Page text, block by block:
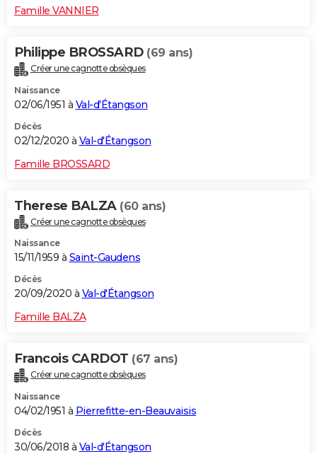
Famille VANNIER
Philippe BROSSARD (69 ans)
Créer une cagnotte obsèques
Naissance
02/06/1951 à Val-d'Étangson
Décès
02/12/2020 à Val-d'Étangson
Famille BROSSARD
Therese BALZA (60 ans)
Créer une cagnotte obsèques
Naissance
15/11/1959 à Saint-Gaudens
Décès
20/09/2020 à Val-d'Étangson
Famille BALZA
Francois CARDOT (67 ans)
Créer une cagnotte obsèques
Naissance
04/02/1951 à Pierrefitte-en-Beauvaisis
Décès
30/06/2018 à Val-d'Étangson